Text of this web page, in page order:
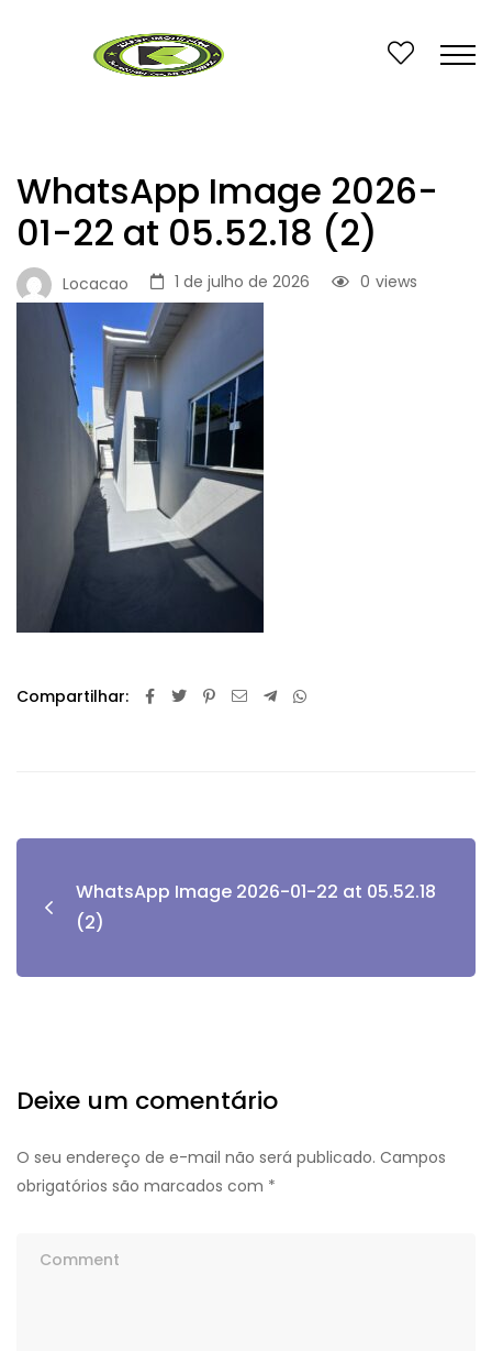
WhatsApp Image 2026-
01-22 at 05.52.18 (2)
Locacao 1 de julho de 2026 views
0
Compartilhar:
WhatsApp Image 2026-01-22 at 05.52.18
(2)
Deixe um comentário
O seu endereço de e-mail não será publicado. Campos
obrigatórios são marcados com *